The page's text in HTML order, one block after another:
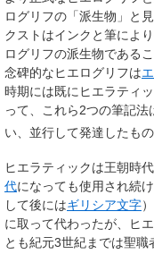
ログリフの「派生物」と
クストはインクと筆によ
ログリフの派生物である
念碑的なヒエログリフは
時期には既にヒエラティ
って、これら2つの筆記
い、並行して発達したも
ヒエラティックは王朝時
代になっても使用され続
して後にはギリシア文字
に取って代わったが、ヒ
とも紀元3世紀までは聖職